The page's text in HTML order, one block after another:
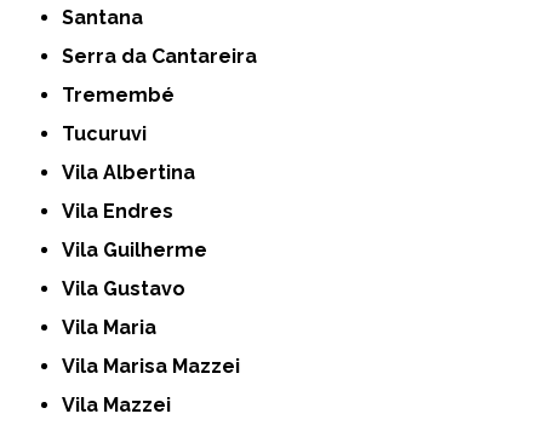
Santana
Serra da Cantareira
Tremembé
Tucuruvi
Vila Albertina
Vila Endres
Vila Guilherme
Vila Gustavo
Vila Maria
Vila Marisa Mazzei
Vila Mazzei